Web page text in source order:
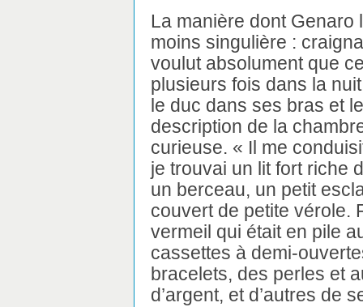
La manière dont Genaro
moins singulière :
voulut absolument que
plusieurs fois dans la
le duc dans ses bras et
description de la
curieuse. « Il me
je trouvai un lit fort riche
un berceau, un petit
couvert de petite vérole.
vermeil qui était en pile
cassettes à demi-
bracelets, des perles et
d’argent, et d’autres de